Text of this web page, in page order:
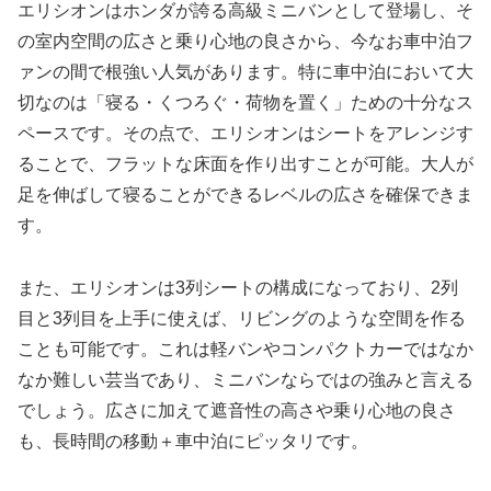
エリシオンはホンダが誇る高級ミニバンとして登場し、そ
の室内空間の広さと乗り心地の良さから、今なお車中泊フ
ァンの間で根強い人気があります。特に車中泊において大
切なのは「寝る・くつろぐ・荷物を置く」ための十分なス
ペースです。その点で、エリシオンはシートをアレンジす
ることで、フラットな床面を作り出すことが可能。大人が
足を伸ばして寝ることができるレベルの広さを確保できま
す。
また、エリシオンは3列シートの構成になっており、2列
目と3列目を上手に使えば、リビングのような空間を作る
ことも可能です。これは軽バンやコンパクトカーではなか
なか難しい芸当であり、ミニバンならではの強みと言える
でしょう。広さに加えて遮音性の高さや乗り心地の良さ
も、長時間の移動＋車中泊にピッタリです。